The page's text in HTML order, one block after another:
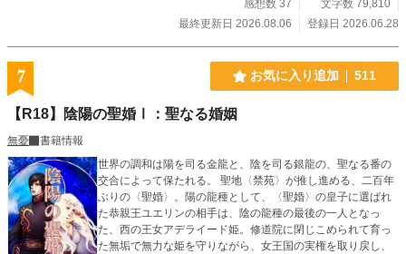
感想数 37
文字数 79,810
最終更新日 2026.08.06
登録日 2026.06.28
7 お気に入り追加 511
【R18】陰陽の聖婚Ⅰ：聖なる婚姻
無憂
書籍情報
世界の調和は陽を司る金龍と、陰を司る銀龍の、聖なる番の
交合によって保たれる。 聖地〈禁苑〉が推し進める、二百年
ぶりの〈聖婚〉。陽の龍種として、〈聖婚〉の皇子に選ばれ
た恭親王ユエリンの相手は、陰の龍種の最後の一人となっ
た、西の王女アデライード姫。修道院に閉じこめられて育っ
た無垢で無力な姫を守りながら、女王国の実権を取り戻し、